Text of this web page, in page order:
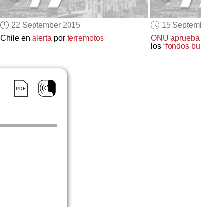
EDUCATIONAL LICENSES
GIFT CARDS
OTHER LANGUAGES
22 September 2015
Chile en alertapor terremotos
15
ONU aprueba
los“fondos